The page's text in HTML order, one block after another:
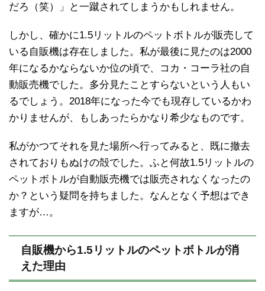
だろ（笑）」と一蹴されてしまうかもしれません。
しかし、確かに1.5リットルのペットボトルが販売して
いる自販機は存在しました。私が最後に見たのは2000
年になるかならないか位の頃で、コカ・コーラ社の自
動販売機でした。多分見たことすらないという人もい
るでしょう。2018年になった今でも現存しているかわ
かりませんが、もしあったらかなり希少なものです。
私がかつてそれを見た場所へ行ってみると、既に撤去
されておりもぬけの殻でした。ふと何故1.5リットルの
ペットボトルが自動販売機では販売されなくなったの
か？という疑問を持ちました。なんとなく予想はでき
ますが…。
自販機から1.5リットルのペットボトルが消
えた理由